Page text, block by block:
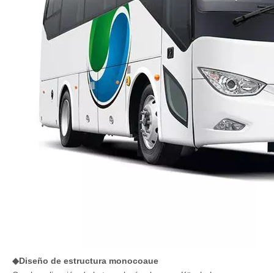
◆Diseño de estructura monocoaue